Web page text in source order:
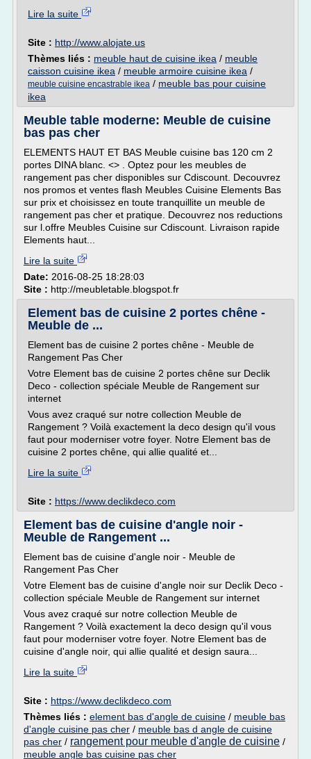
Lire la suite
Site : http://www.alojate.us
Thèmes liés : meuble haut de cuisine ikea / meuble
caisson cuisine ikea / meuble armoire cuisine ikea /
meuble cuisine encastrable ikea / meuble bas pour cuisine
ikea
Meuble table moderne: Meuble de cuisine
bas pas cher
ELEMENTS HAUT ET BAS Meuble cuisine bas 120 cm 2
portes DINA blanc. <> . Optez pour les meubles de
rangement pas cher disponibles sur Cdiscount. Decouvrez
nos promos et ventes flash Meubles Cuisine Elements Bas
sur prix et choisissez en toute tranquillite un meuble de
rangement pas cher et pratique. Decouvrez nos reductions
sur l.offre Meubles Cuisine sur Cdiscount. Livraison rapide
Elements haut...
Lire la suite
Date: 2016-08-25 18:28:03
Site : http://meubletable.blogspot.fr
Element bas de cuisine 2 portes chêne -
Meuble de ...
Element bas de cuisine 2 portes chêne - Meuble de
Rangement Pas Cher
Votre Element bas de cuisine 2 portes chêne sur Declik
Deco - collection spéciale Meuble de Rangement sur
internet
Vous avez craqué sur notre collection Meuble de
Rangement ? Voilà exactement la deco design qu'il vous
faut pour moderniser votre foyer. Notre Element bas de
cuisine 2 portes chêne, qui allie qualité et...
Lire la suite
Site : https://www.declikdeco.com
Element bas de cuisine d'angle noir -
Meuble de Rangement ...
Element bas de cuisine d'angle noir - Meuble de
Rangement Pas Cher
Votre Element bas de cuisine d'angle noir sur Declik Deco -
collection spéciale Meuble de Rangement sur internet
Vous avez craqué sur notre collection Meuble de
Rangement ? Voilà exactement la deco design qu'il vous
faut pour moderniser votre foyer. Notre Element bas de
cuisine d'angle noir, qui allie qualité et design saura...
Lire la suite
Site : https://www.declikdeco.com
Thèmes liés : element bas d'angle de cuisine / meuble bas
d'angle cuisine pas cher / meuble bas d angle de cuisine
pas cher / rangement pour meuble d'angle de cuisine /
meuble angle bas cuisine pas cher